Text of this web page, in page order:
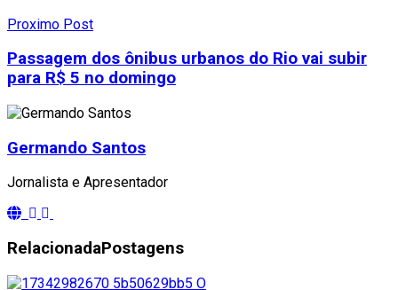
Proximo Post
Passagem dos ônibus urbanos do Rio vai subir
para R$ 5 no domingo
Germando Santos
Jornalista e Apresentador
RelacionadaPostagens